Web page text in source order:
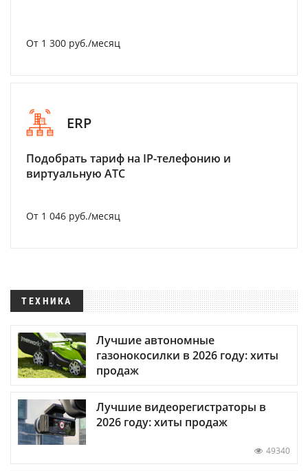
От 1 300 руб./месяц
ERP
Подобрать тариф на IP-телефонию и
виртуальную АТС
От 1 046 руб./месяц
ТЕХНИКА
Лучшие автономные
газонокосилки в 2026 году: хиты
продаж
Лучшие видеорегистраторы в
2026 году: хиты продаж
49340